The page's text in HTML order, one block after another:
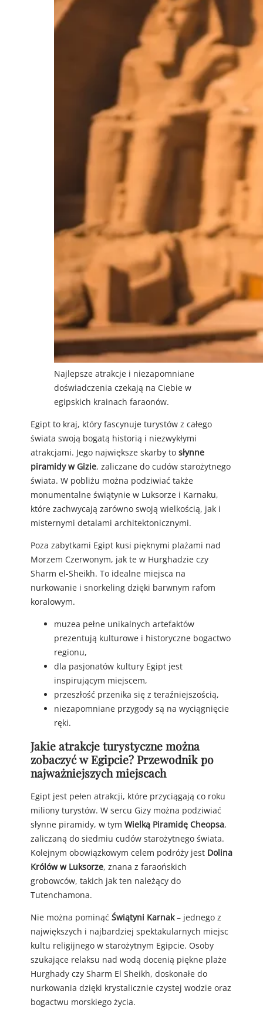
Najlepsze atrakcje i niezapomniane
doświadczenia czekają na Ciebie w
egipskich krainach faraonów.
Egipt to kraj, który fascynuje turystów z całego
świata swoją bogatą historią i niezwykłymi
atrakcjami. Jego największe skarby to słynne
piramidy w Gizie, zaliczane do cudów starożytnego
świata. W pobliżu można podziwiać także
monumentalne świątynie w Luksorze i Karnaku,
które zachwycają zarówno swoją wielkością, jak i
misternymi detalami architektonicznymi.
Poza zabytkami Egipt kusi pięknymi plażami nad
Morzem Czerwonym, jak te w Hurghadzie czy
Sharm el-Sheikh. To idealne miejsca na
nurkowanie i snorkeling dzięki barwnym rafom
koralowym.
muzea pełne unikalnych artefaktów
prezentują kulturowe i historyczne bogactwo
regionu,
dla pasjonatów kultury Egipt jest
inspirującym miejscem,
przeszłość przenika się z teraźniejszością,
niezapomniane przygody są na wyciągnięcie
ręki.
Jakie atrakcje turystyczne można
zobaczyć w Egipcie? Przewodnik po
najważniejszych miejscach
Egipt jest pełen atrakcji, które przyciągają co roku
miliony turystów. W sercu Gizy można podziwiać
słynne piramidy, w tym Wielką Piramidę Cheopsa,
zaliczaną do siedmiu cudów starożytnego świata.
Kolejnym obowiązkowym celem podróży jest Dolina
Królów w Luksorze, znana z faraońskich
grobowców, takich jak ten należący do
Tutenchamona.
Nie można pominąć Świątyni Karnak– jednego z
największych i najbardziej spektakularnych miejsc
kultu religijnego w starożytnym Egipcie. Osoby
szukające relaksu nad wodą docenią piękne plaże
Hurghady czy Sharm El Sheikh, doskonałe do
nurkowania dzięki krystalicznie czystej wodzie oraz
bogactwu morskiego życia.